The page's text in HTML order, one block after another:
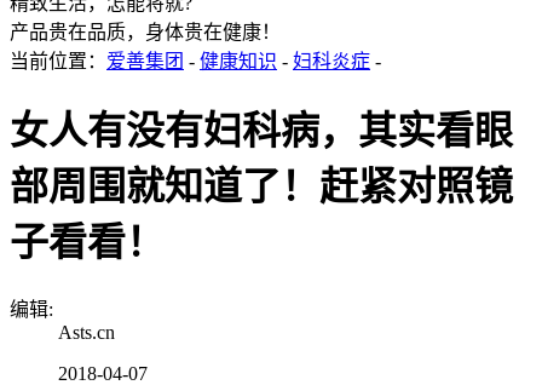
产品贵在品质，身体贵在健康！
当前位置： 爱善集团 - 健康知识 - 妇科炎症 -
女人有没有妇科病，其实看眼
部周围就知道了！赶紧对照镜
子看看！
编辑:
Asts.cn
2018-04-07